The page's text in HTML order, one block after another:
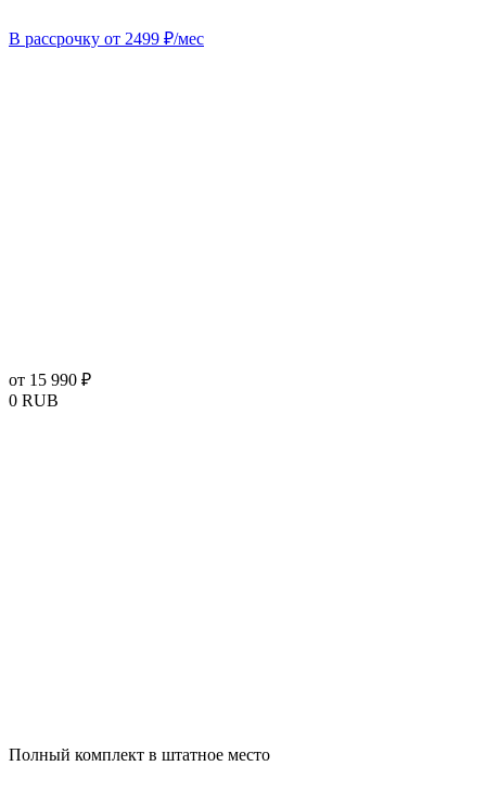
В рассрочку от 2499 ₽/мес
от 15 990 ₽
0 RUB
Полный комплект в штатное место